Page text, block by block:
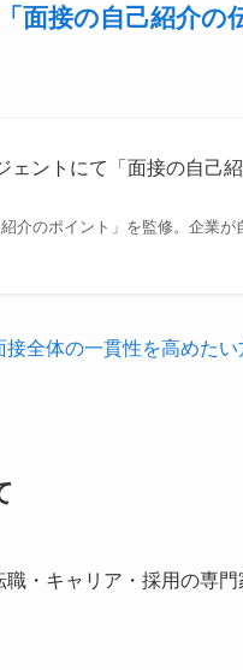
面接の自己紹介の
ェントにて「面接の自己
介のポイント」を監修。企業が
全体の一貫性を高めたい
・キャリア・採用の専